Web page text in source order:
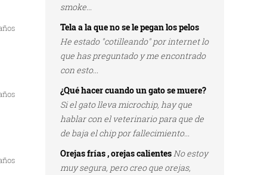
smoke...
Tela a la que no se le pegan los pelos
He estado "cotilleando" por internet lo
que has preguntado y me encontrado
con esto...
¿Qué hacer cuando un gato se muere?
Si el gato lleva microchip, hay que
hablar con el veterinario para que de
de baja el chip por fallecimiento...
Orejas frías , orejas calientesNo estoy
muy segura, pero creo que orejas,